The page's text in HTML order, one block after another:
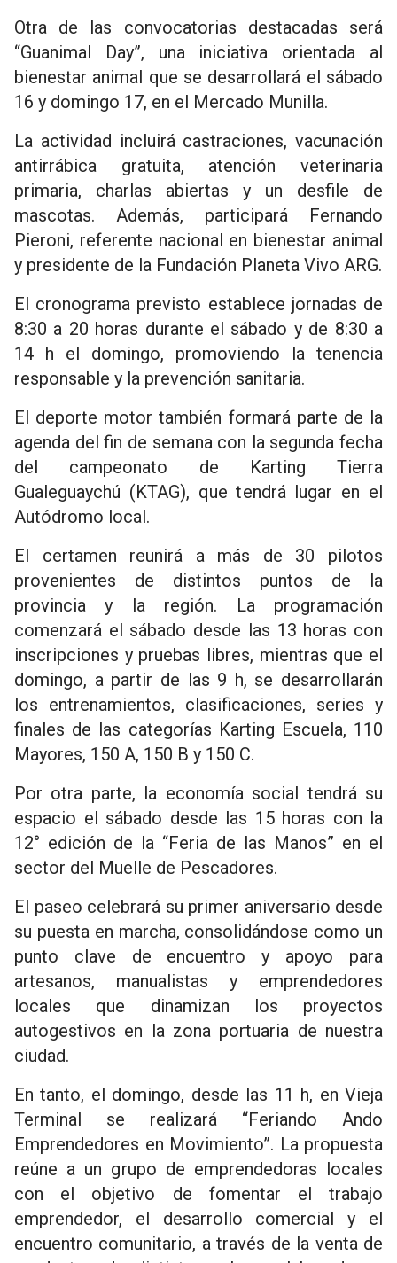
Otra de las convocatorias destacadas será
“Guanimal Day”, una iniciativa orientada al
bienestar animal que se desarrollará el sábado
16 y domingo 17, en el Mercado Munilla.
La actividad incluirá castraciones, vacunación
antirrábica gratuita, atención veterinaria
primaria, charlas abiertas y un desfile de
mascotas. Además, participará Fernando
Pieroni, referente nacional en bienestar animal
y presidente de la Fundación Planeta Vivo ARG.
El cronograma previsto establece jornadas de
8:30 a 20 horas durante el sábado y de 8:30 a
14 h el domingo, promoviendo la tenencia
responsable y la prevención sanitaria.
El deporte motor también formará parte de la
agenda del fin de semana con la segunda fecha
del campeonato de Karting Tierra
Gualeguaychú (KTAG), que tendrá lugar en el
Autódromo local.
El certamen reunirá a más de 30 pilotos
provenientes de distintos puntos de la
provincia y la región. La programación
comenzará el sábado desde las 13 horas con
inscripciones y pruebas libres, mientras que el
domingo, a partir de las 9 h, se desarrollarán
los entrenamientos, clasificaciones, series y
finales de las categorías Karting Escuela, 110
Mayores, 150 A, 150 B y 150 C.
Por otra parte, la economía social tendrá su
espacio el sábado desde las 15 horas con la
12° edición de la “Feria de las Manos” en el
sector del Muelle de Pescadores.
El paseo celebrará su primer aniversario desde
su puesta en marcha, consolidándose como un
punto clave de encuentro y apoyo para
artesanos, manualistas y emprendedores
locales que dinamizan los proyectos
autogestivos en la zona portuaria de nuestra
ciudad.
En tanto, el domingo, desde las 11 h, en Vieja
Terminal se realizará “Feriando Ando
Emprendedores en Movimiento”. La propuesta
reúne a un grupo de emprendedoras locales
con el objetivo de fomentar el trabajo
emprendedor, el desarrollo comercial y el
encuentro comunitario, a través de la venta de